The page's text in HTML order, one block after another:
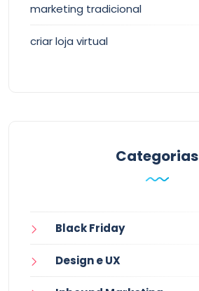
marketing tradicional
criar loja virtual
Categorias
Black Friday
Design e UX